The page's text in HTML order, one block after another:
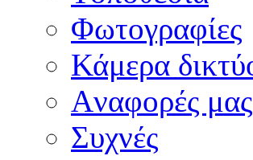
Φωτογραφίες
Κάμερα
Aναφορές μας
Συχνές